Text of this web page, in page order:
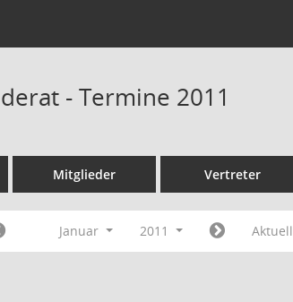
- Termine 2011
Mitglieder Vertreter
Januar 2011 Aktuell